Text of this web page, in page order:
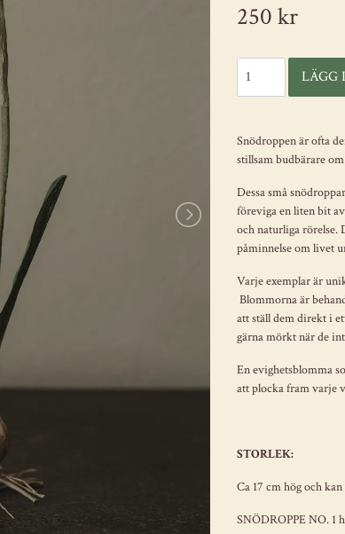
250 kr
Snödroppen är ofta
stillsam budbärare
Dessa små
föreviga en liten bit
och naturliga rörelse.
påminnelse om livet
Varje exemplar är
Blommorna är
att ställ dem direkt i
gärna mörkt när de
En evighetsblomma
att plocka fram varje
STORLEK:
Ca 17 cm hög och
SNÖDROPPE NO. 1